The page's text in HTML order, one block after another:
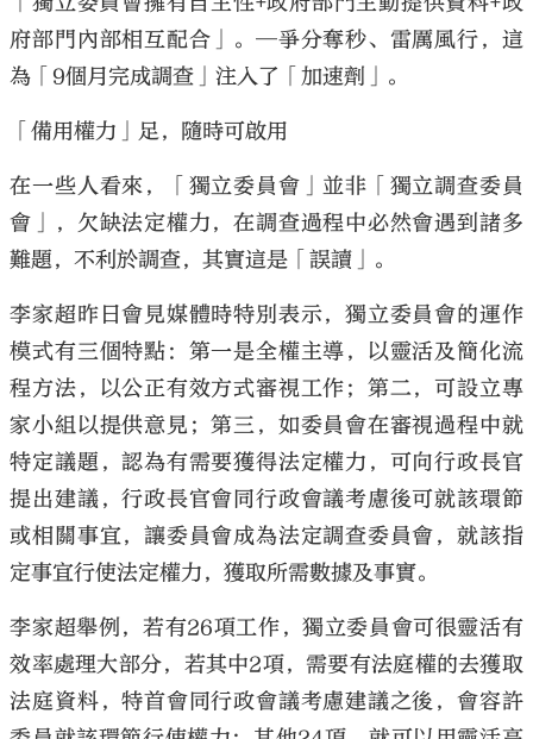
府部門內部相互配合」。─爭分奪秒、雷厲風行，這
為「9個月完成調查」注入了「加速劑」。
「備用權力」足，隨時可啟用
在一些人看來，「獨立委員會」並非「獨立調查委員
會」，欠缺法定權力，在調查過程中必然會遇到諸多
難題，不利於調查，其實這是「誤讀」。
李家超昨日會見媒體時特別表示，獨立委員會的運作
模式有三個特點：第一是全權主導，以靈活及簡化流
程方法，以公正有效方式審視工作；第二，可設立專
家小組以提供意見；第三，如委員會在審視過程中就
特定議題，認為有需要獲得法定權力，可向行政長官
提出建議，行政長官會同行政會議考慮後可就該環節
或相關事宜，讓委員會成為法定調查委員會，就該指
定事宜行使法定權力，獲取所需數據及事實。
李家超舉例，若有26項工作，獨立委員會可很靈活有
效率處理大部分，若其中2項，需要有法庭權的去獲取
法庭資料，特首會同行政會議考慮建議之後，會容許